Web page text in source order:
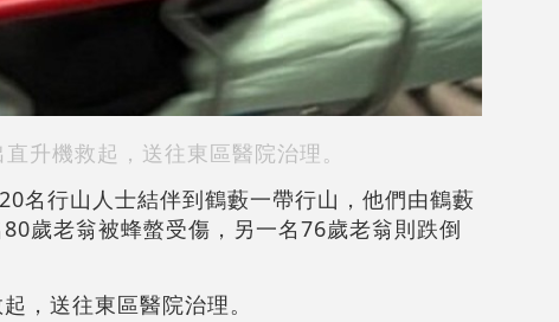
升機救起，送往東區醫院治理。
名行山人士結伴到鶴藪一帶行山，他們由鶴藪
歲老翁被蜂螫受傷，另一名76歲老翁則跌倒
，送往東區醫院治理。